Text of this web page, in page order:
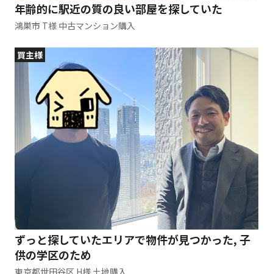
年齢的に駅近の質の良い部屋を探していた
鴻巣市 T様 中古マンション購入
買主様
ずっと探していたエリアで物件が見つかった, 子
供の学区のため
東京都世田谷区 H様 土地購入